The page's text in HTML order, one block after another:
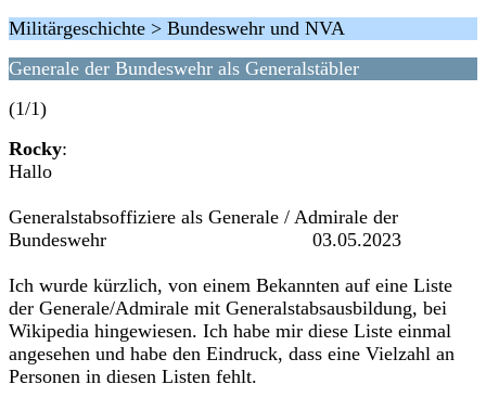
Militärgeschichte > Bundeswehr und NVA
Generale der Bundeswehr als Generalstäbler
(1/1)
Rocky:
Hallo
Generalstabsoffiziere als Generale / Admirale der
Bundeswehr 03.05.2023
Ich wurde kürzlich, von einem Bekannten auf eine Liste
der Generale/Admirale mit Generalstabsausbildung, bei
Wikipedia hingewiesen. Ich habe mir diese Liste einmal
angesehen und habe den Eindruck, dass eine Vielzahl an
Personen in diesen Listen fehlt.